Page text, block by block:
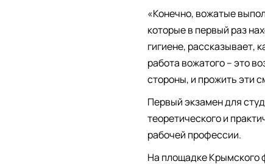
«Конечно, вожатые
которые в первый раз
гигиене, рассказывает,
работа вожатого – это
стороны, и прожить эти
Первый экзамен для
теоретического и
рабочей профессии.
На площадке Крымского